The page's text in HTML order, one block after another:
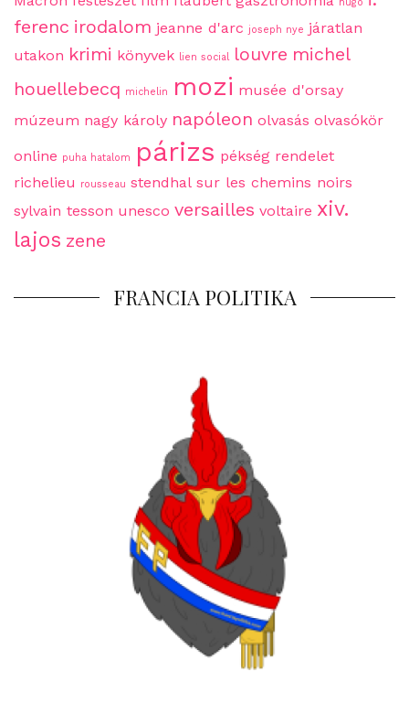
ferenc irodalom jeanne d'arc joseph nye járatlan
utakon krimi könyvek lien social louvre michel
houellebecq michelin mozi musée d'orsay
múzeum nagy károly napóleon olvasás olvasókör
online puha hatalom párizs pékség rendelet
richelieu
rousseau stendhal sur les chemins noirs
sylvain tesson unesco versailles voltaire xiv.
lajos zene
FRANCIA POLITIKA